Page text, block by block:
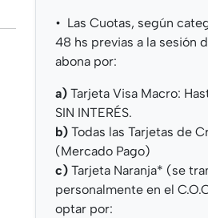
•⁠ ⁠Las Cuotas, según
48 hs previas a la sesión
abona por:
a) Tarjeta Visa Macro:
SIN INTERÉS.
b) Todas las Tarjetas de
(Mercado Pago)
c) Tarjeta Naranja* (se
personalmente en el
optar por: